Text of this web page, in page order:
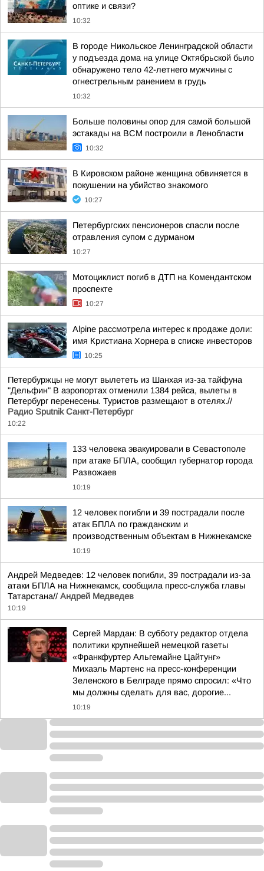
оптике и связи?
10:32
В городе Никольское Ленинградской области
у подъезда дома на улице Октябрьской было
обнаружено тело 42-летнего мужчины с
огнестрельным ранением в грудь
10:32
Больше половины опор для самой большой
эстакады на ВСМ построили в Ленобласти
10:32
В Кировском районе женщина обвиняется в
покушении на убийство знакомого
10:27
Петербургских пенсионеров спасли после
отравления супом с дурманом
10:27
Мотоциклист погиб в ДТП на Комендантском
проспекте
10:27
Alpine рассмотрела интерес к продаже доли:
имя Кристиана Хорнера в списке инвесторов
10:25
Петербуржцы не могут вылететь из Шанхая из-за тайфуна
"Дельфин" В аэропортах отменили 1384 рейса, вылеты в
Петербург перенесены. Туристов размещают в отелях.//
Радио Sputnik Санкт-Петербург
10:22
133 человека эвакуировали в Севастополе
при атаке БПЛА, сообщил губернатор города
Развожаев
10:19
12 человек погибли и 39 пострадали после
атак БПЛА по гражданским и
производственным объектам в Нижнекамске
10:19
Андрей Медведев: 12 человек погибли, 39 пострадали из-за
атаки БПЛА на Нижнекамск, сообщила пресс-служба главы
Татарстана// Андрей Медведев
10:19
Сергей Мардан: В субботу редактор отдела
политики крупнейшей немецкой газеты
«Франкфуртер Альгемайне Цайтунг»
Михаэль Мартенс на пресс-конференции
Зеленского в Белграде прямо спросил: «Что
мы должны сделать для вас, дорогие...
10:19